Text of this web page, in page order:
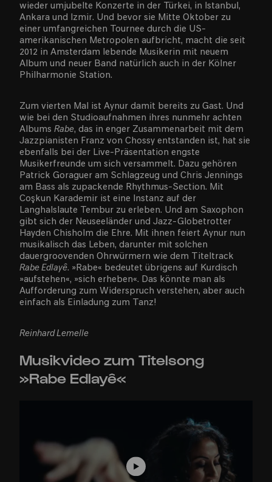
wieder umjubelte Konzerte in der Türkei, in Istanbul,
Ankara und Izmir. Und bevor sie Mitte Oktober zu
einer umfangreichen Tournee durch die US-
amerikanischen Metropolen aufbricht, macht die seit
2012 in Amsterdam lebende Musikerin mit neuem
Album und neuer Band natürlich auch in der Kölner
Philharmonie Station.
Zum vierten Mal ist Aynur damit bereits zu Gast. Und
wie bei den Studioaufnahmen ihres nunmehr achten
Albums Rabe, das in enger Zusammenarbeit mit dem
Jazzpianisten Franz von Chossy entstanden ist, hat sie
ebenfalls bei der Live-Präsentation engste
Musikerfreunde um sich versammelt. Dazu gehören
Patrick Goraguer am Schlagzeug und Chris Jennings
am Bass als zupackende Rhythmus-Section. Mit
Coşkun Karademir ist eine Instanz auf der
Langhalslaute Tembur zu erleben. Und am Saxophon
gibt sich der Neuseeländer und Jazz-Globetrotter
Hayden Chisholm die Ehre. Mit ihnen feiert Aynur nun
musikalisch das Leben, darunter mit solchen
dauergroovenden Ohrwürmern wie dem Titeltrack
Rabe Edlayê. »Rabe« bedeutet übrigens auf Kurdisch
»aufstehen«, »sich erheben«. Das könnte man als
Aufforderung zum Widerspruch verstehen, aber auch
einfach als Einladung zum Tanz!
Reinhard Lemelle
Musikvideo zum Titelsong
»Rabe Edlayê«